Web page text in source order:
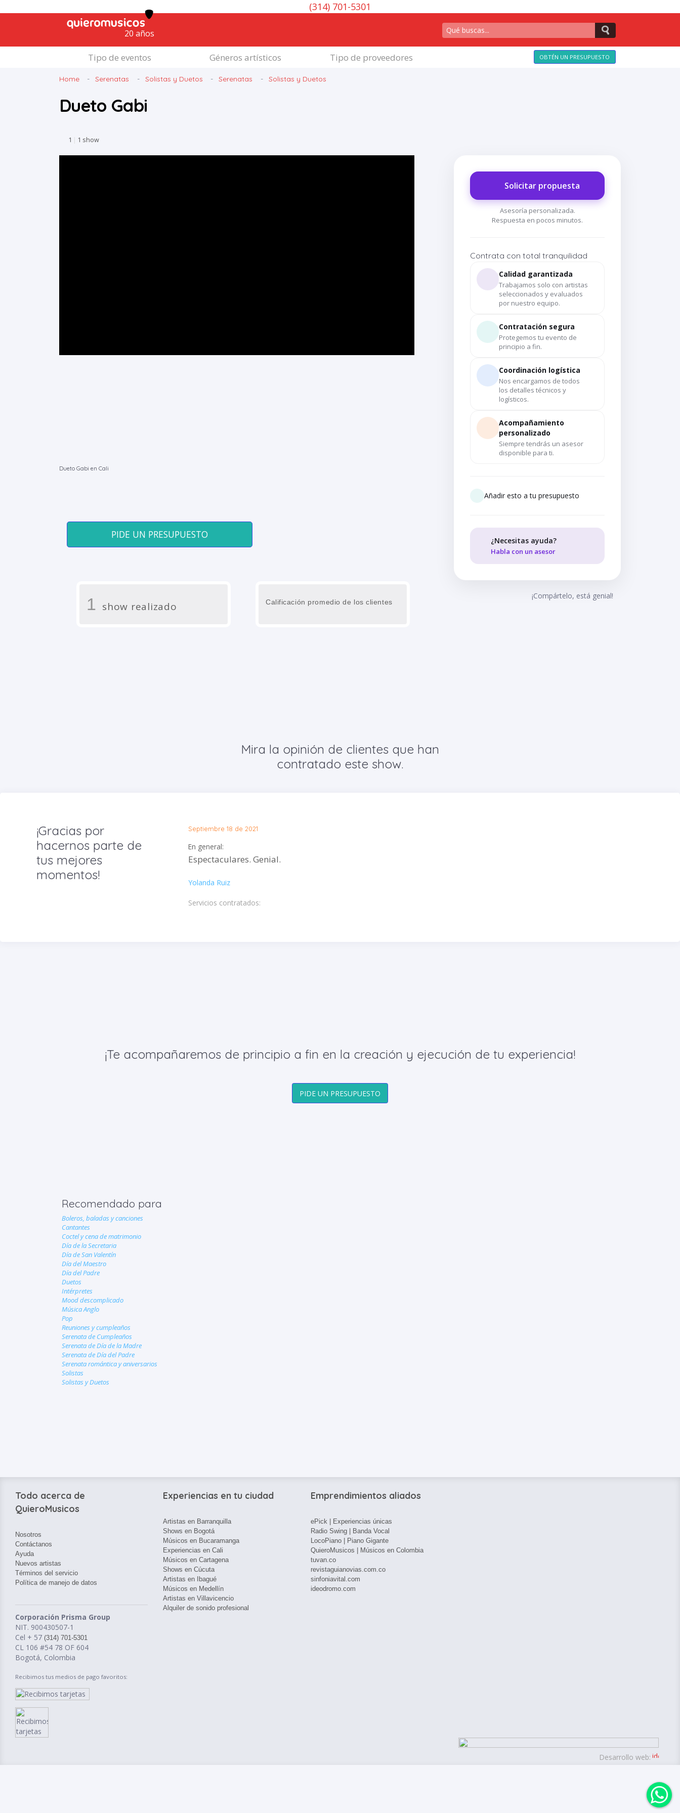
(314) 701-5301
20 años
Tipo de eventos Géneros artísticos Tipo de proveedores OBTÉN UN PRESUPUESTO
Home Serenatas Solistas y Duetos Serenatas Solistas y Duetos
Dueto Gabi
1 | 1 show
Solicitar propuesta
Asesoría personalizada.
Respuesta en pocos minutos.
Contrata con total tranquilidad
Calidad garantizada
Trabajamos solo con artistas
seleccionados y evaluados
por nuestro equipo.
Contratación segura
Protegemos tu evento de
principio a fin.
Coordinación logística
Nos encargamos de todos
los detalles técnicos y
logísticos.
Acompañamiento
personalizado
Siempre tendrás un asesor
disponible para ti.
Añadir esto a tu presupuesto
¿Necesitas ayuda?
Habla con un asesor
¡Compártelo, está genial!
Dueto Gabi en Cali
PIDE UN PRESUPUESTO
1 show realizado Calificación promedio de los clientes
Mira la opinión de clientes que han
contratado este show.
¡Gracias por
hacernos parte de
tus mejores
momentos!
Septiembre 18 de 2021
En general:
Espectaculares. Genial.
Yolanda Ruiz
Servicios contratados:
¡Te acompañaremos de principio a fin en la creación y ejecución de tu experiencia!
PIDE UN PRESUPUESTO
Recomendado para
Boleros, baladas y canciones
Cantantes
Coctel y cena de matrimonio
Día de la Secretaria
Día de San Valentín
Día del Maestro
Día del Padre
Duetos
Intérpretes
Mood descomplicado
Música Anglo
Pop
Reuniones y cumpleaños
Serenata de Cumpleaños
Serenata de Día de la Madre
Serenata de Día del Padre
Serenata romántica y aniversarios
Solistas
Solistas y Duetos
Todo acerca de
QuieroMusicos
Nosotros
Contáctanos
Ayuda
Nuevos artistas
Términos del servicio
Política de manejo de datos
Corporación Prisma Group
NIT. 900430507-1
Cel + 57 (314) 701-5301
CL 106 #54 78 OF 604
Bogotá, Colombia
Recibimos tus medios de pago favoritos:
Experiencias en tu ciudad
Artistas en Barranquilla
Shows en Bogotá
Músicos en Bucaramanga
Experiencias en Cali
Músicos en Cartagena
Shows en Cúcuta
Artistas en Ibagué
Músicos en Medellín
Artistas en Villavicencio
Alquiler de sonido profesional
Emprendimientos aliados
ePick | Experiencias únicas
Radio Swing | Banda Vocal
LocoPiano | Piano Gigante
QuieroMusicos | Músicos en Colombia
tuvan.co
revistaguianovias.com.co
sinfoniavital.com
ideodromo.com
Desarrollo web: